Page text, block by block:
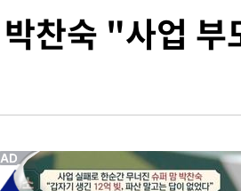
승 마감…S&P 0.6% 나스닥 1.3%↑
찬숙 "사업